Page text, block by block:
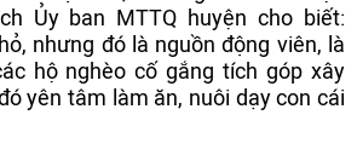
Ủy ban MTTQ huyện cho biết:
nhưng đó là nguồn động viên, là
hộ nghèo cố gắng tích góp xây
yên tâm làm ăn, nuôi dạy con cái